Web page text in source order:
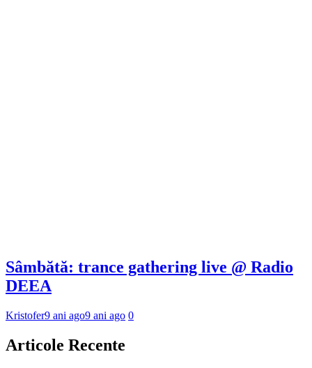
Sâmbătă: trance gathering live @ Radio
DEEA
Kristofer9 ani ago9 ani ago 0
Articole Recente